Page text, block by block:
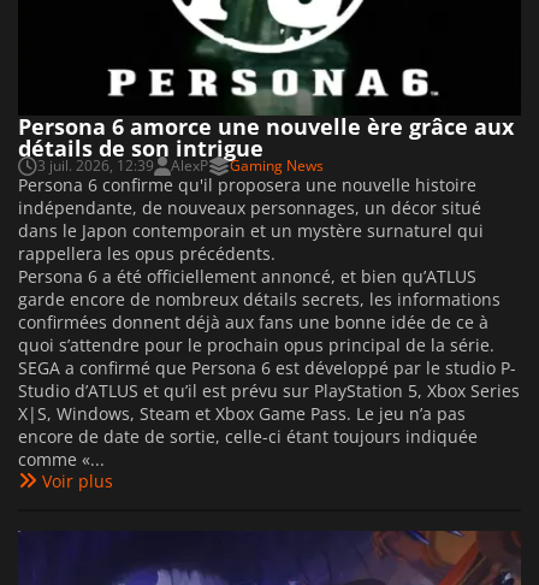
Persona 6 amorce une nouvelle ère grâce aux
détails de son intrigue
3 juil. 2026, 12:39 AlexP Gaming News
Persona 6 confirme qu'il proposera une nouvelle histoire
indépendante, de nouveaux personnages, un décor situé
dans le Japon contemporain et un mystère surnaturel qui
rappellera les opus précédents.
Persona 6 a été officiellement annoncé, et bien qu’ATLUS
garde encore de nombreux détails secrets, les informations
confirmées donnent déjà aux fans une bonne idée de ce à
quoi s’attendre pour le prochain opus principal de la série.
SEGA a confirmé que Persona 6 est développé par le studio P-
Studio d’ATLUS et qu’il est prévu sur PlayStation 5, Xbox Series
X|S, Windows, Steam et Xbox Game Pass. Le jeu n’a pas
encore de date de sortie, celle-ci étant toujours indiquée
comme «...
Voir plus